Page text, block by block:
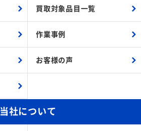
買取対象品目一覧
作業事例
お客様の声
当社について